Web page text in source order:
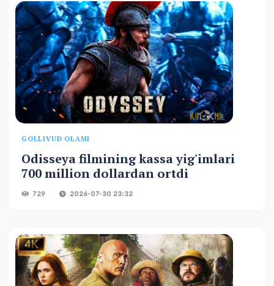
GOLLIVUD OLAMI
Odisseya filmining kassa yig'imlari
700 million dollardan ortdi
729 2026-07-30 23:32